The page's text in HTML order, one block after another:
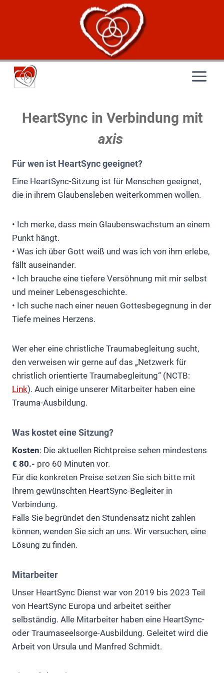
HeartSync in Verbindung mit
axis
Für wen ist HeartSync geeignet?
Eine HeartSync-Sitzung ist für Menschen geeignet,
die in ihrem Glaubensleben weiterkommen wollen.
• Ich merke, dass mein Glaubenswachstum an einem
Punkt hängt.
• Was ich über Gott weiß und was ich von ihm erlebe,
fällt auseinander.
• Ich brauche eine tiefere Versöhnung mit mir selbst
und meiner Lebensgeschichte.
• Ich suche nach einer neuen Gottesbegegnung in der
Tiefe meines Herzens.
Wer eher eine christliche Traumabegleitung sucht,
den verweisen wir gerne auf das „Netzwerk für
christlich orientierte Traumabegleitung“ (NCTB:
Link). Auch einige unserer Mitarbeiter haben eine
Trauma-Ausbildung.
Was kostet eine Sitzung?
Kosten: Die aktuellen Richtpreise sehen mindestens
€ 80.- pro 60 Minuten vor.
Für die konkreten Preise setzen Sie sich bitte mit
Ihrem gewünschten HeartSync-Begleiter in
Verbindung.
Falls Sie begründet den Stundensatz nicht zahlen
können, wenden Sie sich an uns. Wir versuchen, eine
Lösung zu finden.
Mitarbeiter
Unser HeartSync Dienst war von 2019 bis 2023 Teil
von HeartSync Europa und arbeitet seither
selbständig. Alle Mitarbeiter haben eine HeartSync-
oder Traumaseelsorge-Ausbildung. Geleitet wird die
Arbeit von Ursula und Manfred Schmidt.